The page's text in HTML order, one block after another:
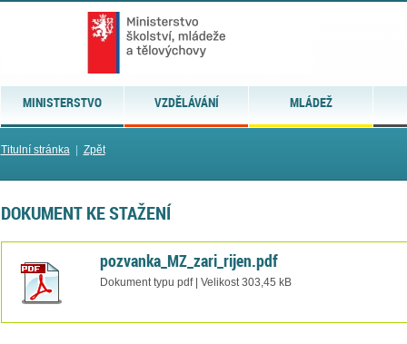
MINISTERSTVO VZDĚLÁVÁNÍ MLÁDEŽ
Titulní stránka| Zpět
DOKUMENT KE STAŽENÍ
pozvanka_MZ_zari_rijen.pdf
Dokument typu pdf | Velikost 303,45 kB